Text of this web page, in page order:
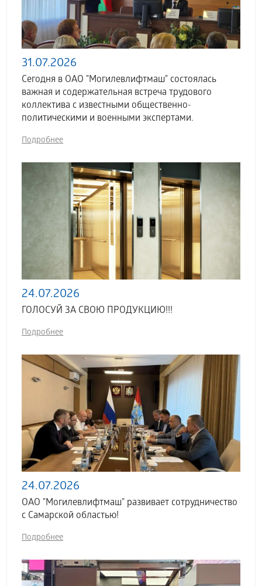
31.07.2026
Сегодня в ОАО "Могилевлифтмаш" состоялась
важная и содержательная встреча трудового
коллектива с известными общественно-
политическими и военными экспертами.
Подробнее
24.07.2026
ГОЛОСУЙ ЗА СВОЮ ПРОДУКЦИЮ!!!
Подробнее
24.07.2026
ОАО "Могилевлифтмаш" развивает сотрудничество
с Самарской областью!
Подробнее